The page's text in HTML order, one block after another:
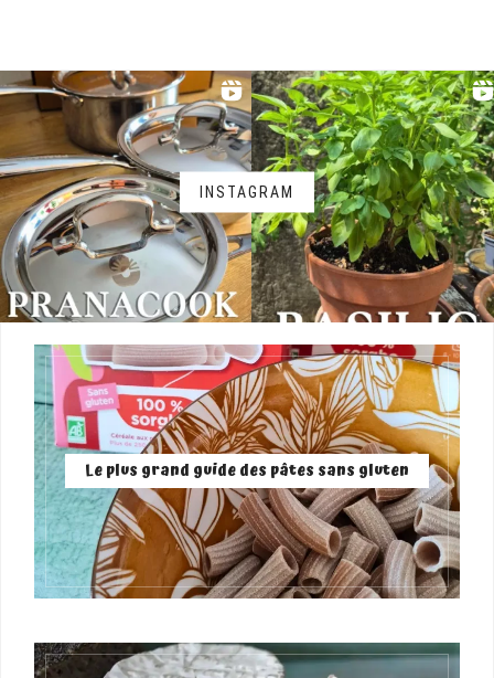
INSTAGRAM
Le plus grand guide des pâtes sans gluten